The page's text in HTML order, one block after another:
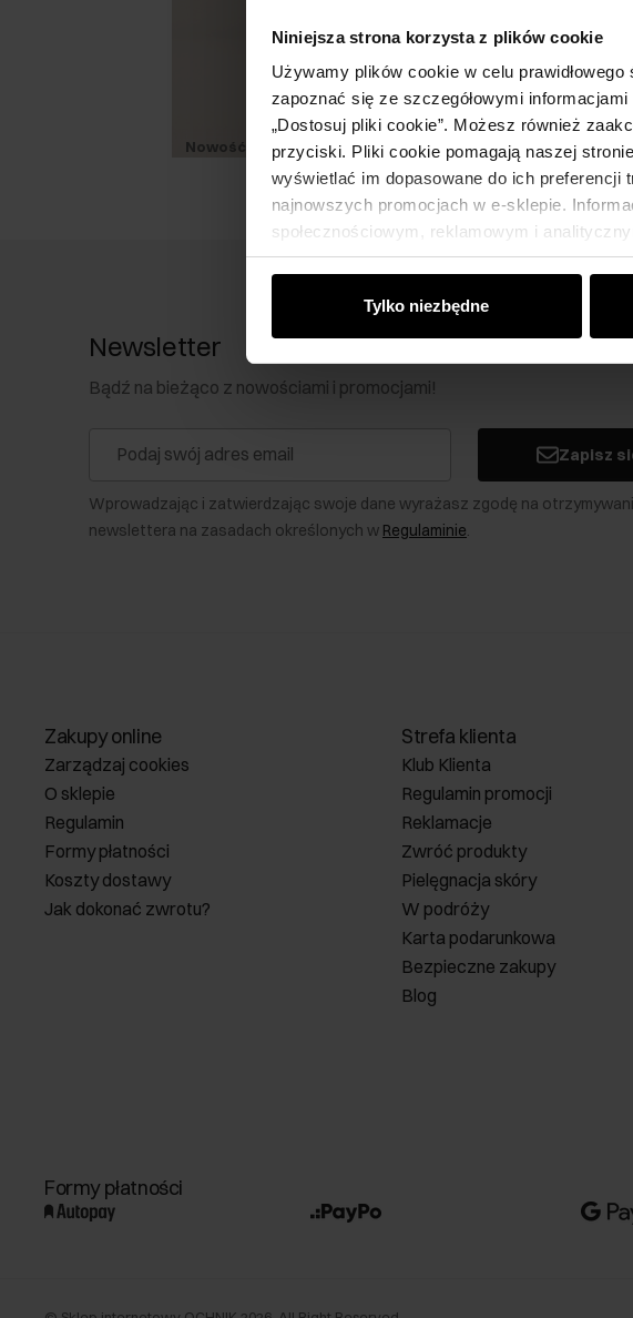
Niniejsza strona korzysta z plików cookie
Używamy plików cookie w celu
zapoznać się ze szczegółowymi
„Dostosuj pliki cookie”. Możesz również
przyciski. Pliki cookie pomagają naszej
wyświetlać im dopasowane do ich
najnowszych promocjach w e-sklepie.
społecznościowym, reklamowym i
od Ciebie lub uzyskanymi podczas
Tylko niezbędne
Nowość Premium
Newsletter
Bądź na bieżąco z nowościami i promocjami!
Zapisz
Wprowadzając i zatwierdzając swoje dane wyrażasz zgodę na
newslettera na zasadach określonych w Regulaminie.
Zakupy online
Zarządzaj cookies
O sklepie
Regulamin
Formy płatności
Koszty dostawy
Jak dokonać zwrotu?
Strefa klienta
Klub Klienta
Regulamin promocji
Reklamacje
Zwróć produkty
Pielęgnacja skóry
W podróży
Karta podarunkowa
Bezpieczne zakupy
Blog
Formy płatności